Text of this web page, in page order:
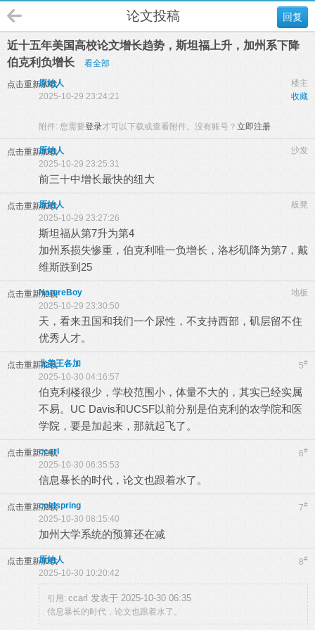
回复
论文投稿
近十五年美国高校论文增长趋势，斯坦福上升，加州系下降
伯克利负增长
看全部
点击重新加载 楼主
原始人
收藏
2025-10-29 23:24:21
附件: 您需要登录才可以下载或查看附件。没有账号？ 立即注册
点击重新加载 沙发
原始人
2025-10-29 23:25:31
前三十中增长最快的纽大
点击重新加载 板凳
原始人
2025-10-29 23:27:26
斯坦福从第7升为第4
加州系损失惨重，伯克利唯一负增长，洛杉矶降为第7，戴
维斯跌到25
点击重新加载 地板
NatureBoy
2025-10-29 23:30:50
天，看来丑国和我们一个尿性，不支持西部，矶层留不住
优秀人才。
点击重新加载 5#
北美王各加
2025-10-30 04:16:57
伯克利楼很少，学校范围小，体量不大的，其实已经实属
不易。UC Davis和UCSF以前分别是伯克利的农学院和医
学院，要是加起来，那就起飞了。
点击重新加载 6#
ccarl
2025-10-30 06:35:53
信息暴长的时代，论文也跟着水了。
点击重新加载 7#
coldspring
2025-10-30 08:15:40
加州大学系统的预算还在减
点击重新加载 8#
原始人
2025-10-30 10:20:42
引用: ccarl 发表于 2025-10-30 06:35
信息暴长的时代，论文也跟着水了。